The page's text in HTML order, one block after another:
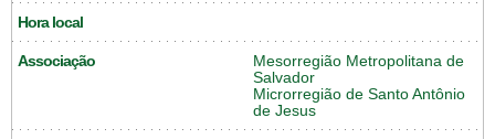
Hora local
Associação
Mesorregião Metropolitana de
Salvador
Microrregião de Santo Antônio
de Jesus